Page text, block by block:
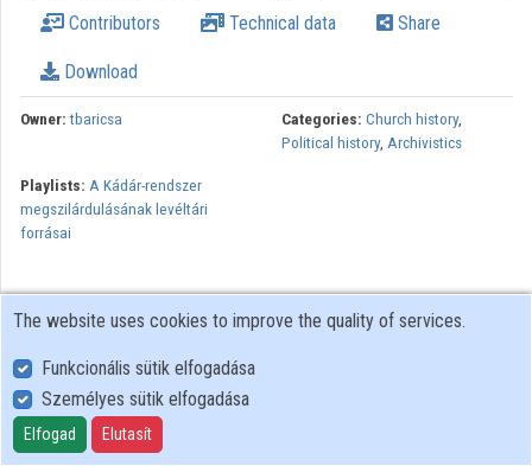
Contributors Technical data Share
Download
Owner: tbaricsa Categories: Church history,
Political history, Archivistics
Playlists: A Kádár-rendszer
megszilárdulásának levéltári
forrásai
User Policy
Adatkezelési tájékoztató (en)
Cookie Policy
The website uses cookies to improve the quality of services.
Funkcionális sütik elfogadása
Személyes sütik elfogadása
Elfogad Elutasít